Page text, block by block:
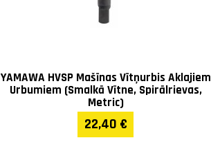
YAMAWA HVSP Mašīnas Vītņurbis Aklajiem
Urbumiem (Smalkā Vītne, Spirālrievas,
Metric)
22,40 €